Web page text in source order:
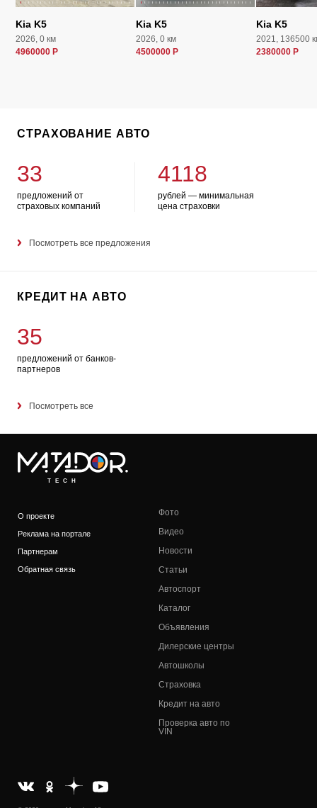
Kia K5
2026, 0 км
4960000 Р
Kia K5
2026, 0 км
4500000 Р
Kia K5
2021, 136500
2380000 Р
СТРАХОВАНИЕ АВТО
33
предложений от
страховых компаний
4118
рублей — минимальная
цена страховки
Посмотреть все предложения
КРЕДИТ НА АВТО
35
предложений от банков-
партнеров
Посмотреть все
TECH
О проекте
Реклама на портале
Партнерам
Обратная связь
Фото
Видео
Новости
Статьи
Автоспорт
Каталог
Объявления
Дилерские центры
Автошколы
Страховка
Кредит на авто
Проверка авто по
VIN